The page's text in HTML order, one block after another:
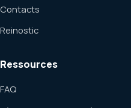
Contacts
Reinostic
Ressources
FAQ